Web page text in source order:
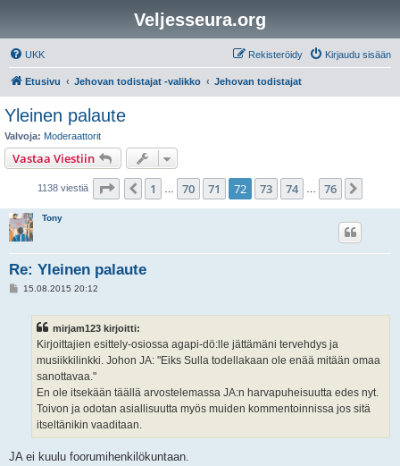
Veljesseura.org
UKK Kirjaudu sisään
Rekisteröidy
Etusivu Jehovan todistajat -valikko Jehovan todistajat
Yleinen palaute
Valvoja: Moderaattorit
Vastaa Viestiin
1138 viestiä Sivu 72/
Edellinen
1 70 71 72 73 74 76
Tony
Re: Yleinen palaute
V15.08.2015 20:12
mirjam123 kirjoitti:
Kirjoittajien esittely-osiossa agapi-dö:lle jättämäni tervehdys ja
musiikkilinkki. Johon JA: "Eiks Sulla todellakaan ole enää mitään omaa
sanottavaa."
En ole itsekään täällä arvostelemassa JA:n harvapuheisuutta edes nyt.
Toivon ja odotan asiallisuutta myös muiden kommentoinnissa jos sitä
itseltänikin vaaditaan.
JA ei kuulu foorumihenkilökuntaan.